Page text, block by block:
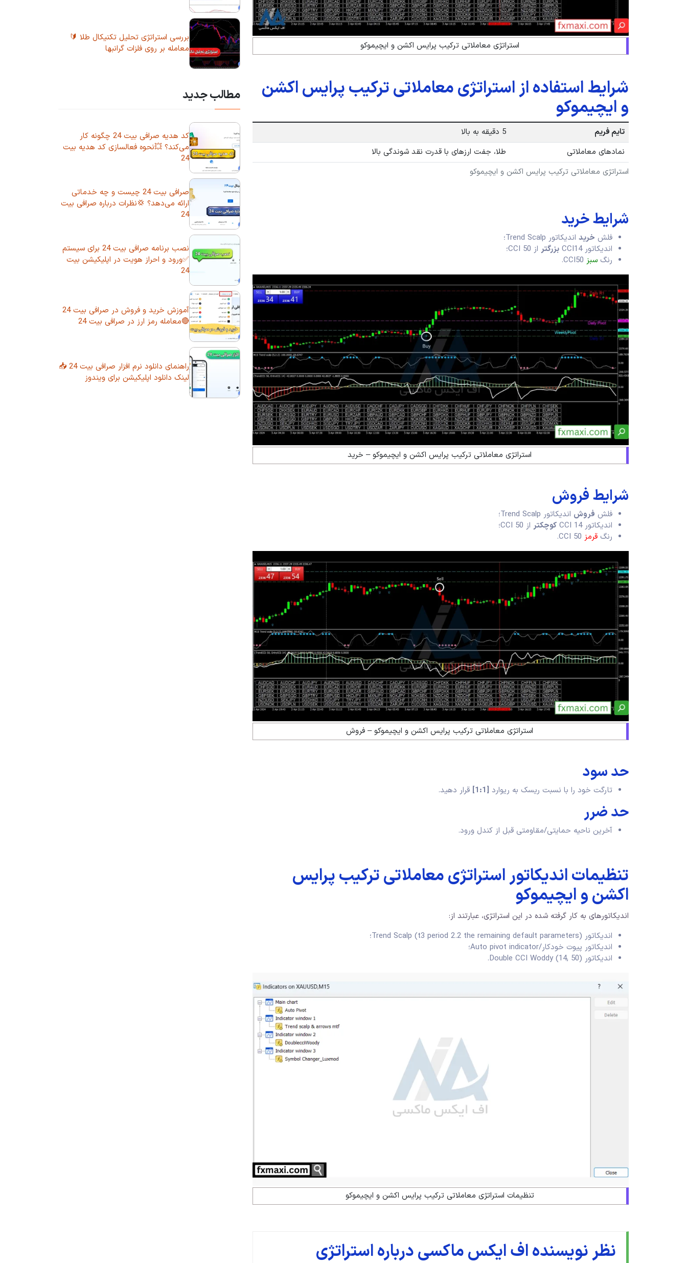
استراتژی معاملاتی ترکیب پرایس اکشن و ایچیموکو
شرایط استفاده از استراتژی معاملاتی ترکیب پرایس اکشن
و ایچیموکو
استراتژی معاملاتی ترکیب پرایس اکشن و ایچیموکو
تایم فریم
5 دقیقه به بالا
نمادهای معاملاتی
طلا، جفت ارزهای با قدرت نقد شوندگی بالا
شرایط خرید
فلش خرید اندیکاتور Trend Scalp؛
اندیکاتور CCI14
بزرگتر از CCI 50؛
رنگ سبز
استراتژی معاملاتی ترکیب پرایس اکشن و ایچیموکو – خرید
شرایط فروش
فلش فروش اندیکاتور Trend Scalp؛
اندیکاتور CCI 14
کوچکتر از CCI 50؛
رنگ قرمز
استراتژی معاملاتی ترکیب پرایس اکشن و ایچیموکو – فروش
حد سود
تارگت خود را با نسبت ریسک به ریوارد [1:1] قرار دهید.
حد ضرر
آخرین ناحیه حمایتی/مقاومتی قبل از کندل ورود.
تنظیمات اندیکاتور استراتژی معاملاتی ترکیب پرایس
اکشن و ایچیموکو
اندیکاتورهای به کار گرفته شده در این استراتژی، عبارتند از:
اندیکاتور Trend Scalp (t3 period 2.2 the remaining default parameters)؛
اندیکاتور پیوت خودکار/Auto pivot indicator؛
اندیکاتور Double CCI Woddy (14, 50).
تنظیمات استراتژی معاملاتی ترکیب پرایس اکشن و ایچیموکو
نظر نویسنده اف ایکس ماکسی درباره استراتژی
بررسی استراتژی تحلیل تکنیکال طلا 🔰
معامله بر روی فلزات گرانبها
مطالب جدید
کد هدیه صرافی بیت 24 چگونه کار
می‌کند؟ 💥نحوه فعالسازی کد هدیه بیت
24
صرافی بیت 24 چیست و چه خدماتی
ارائه می‌دهد؟ 💢نظرات درباره صرافی بیت
24
نصب برنامه صرافی بیت 24 برای سیستم
✅ورود و احراز هویت در اپلیکیشن بیت
24
آموزش خرید و فروش در صرافی بیت 24
🔴معامله رمز ارز در صرافی بیت 24
راهنمای دانلود نرم افزار صرافی بیت 24 📥
لینک دانلود اپلیکیشن برای ویندوز